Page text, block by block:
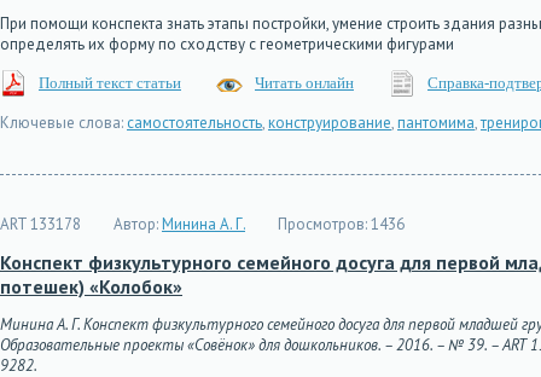
При помощи конспекта знать этапы постройки, умение строить здания
определять их форму по сходству с геометрическими фигурами
Полный текст статьи Читать онлайн Справка-
Ключевые слова: самостоятельность,конструирование,пантомима,
ART 133178 Автор:Минина А. Г. Просмотров:1436
Конспект физкультурного семейного досуга для первой
потешек) «Колобок»
Минина А. Г. Конспект физкультурного семейного досуга для первой младшей
Образовательные проекты «Совёнок» для дошкольников. – 2016. – № 39. –
9282.